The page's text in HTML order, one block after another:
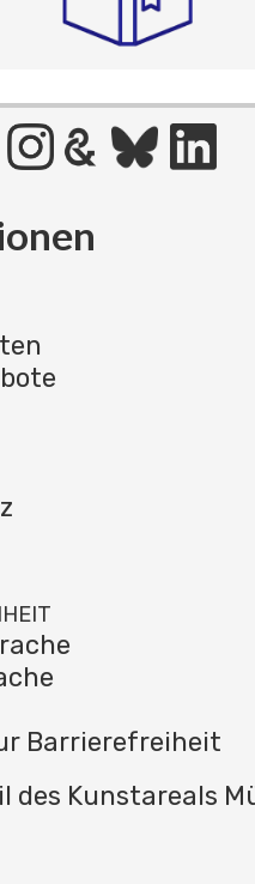
Barrierefreiheit
des Kunstareals